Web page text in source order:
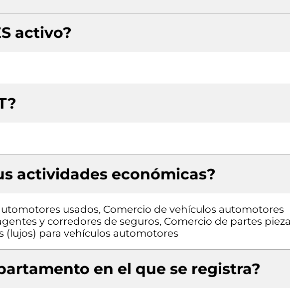
activo?
actividades económicas?
usados, Comercio de vehículos automotores
y corredores de seguros, Comercio de partes
(lujos) para vehículos automotores
en el que se registra?